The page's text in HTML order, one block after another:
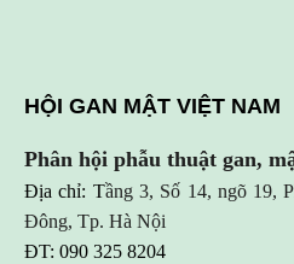
HỘI GAN MẬT VIỆT NAM
Phân hội phẫu thuật gan,
Địa chỉ: Tầng 3, Số 14, ngõ 19,
Đông, Tp. Hà Nội
ĐT: 090 325 8204